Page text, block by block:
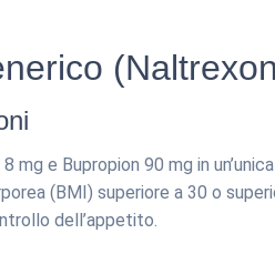
mg e Bupropion 90 mg in
(BMI) superiore a 30 o
dell’appetito.